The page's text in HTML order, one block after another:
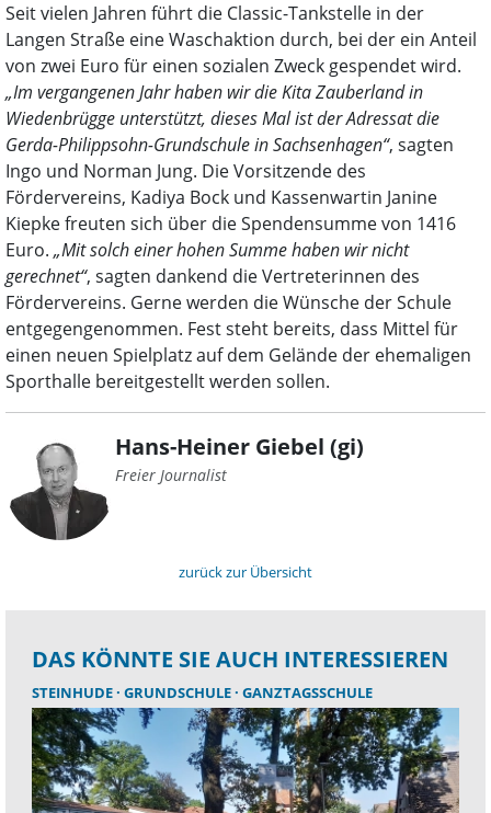
Seit vielen Jahren führt die Classic-Tankstelle in der
Langen Straße eine Waschaktion durch, bei der ein Anteil
von zwei Euro für einen sozialen Zweck gespendet wird.
„Im vergangenen Jahr haben wir die Kita Zauberland in
Wiedenbrügge unterstützt, dieses Mal ist der Adressat die
Gerda-Philippsohn-Grundschule in Sachsenhagen“, sagten
Ingo und Norman Jung. Die Vorsitzende des
Fördervereins, Kadiya Bock und Kassenwartin Janine
Kiepke freuten sich über die Spendensumme von 1416
Euro. „Mit solch einer hohen Summe haben wir nicht
gerechnet“, sagten dankend die Vertreterinnen des
Fördervereins. Gerne werden die Wünsche der Schule
entgegengenommen. Fest steht bereits, dass Mittel für
einen neuen Spielplatz auf dem Gelände der ehemaligen
Sporthalle bereitgestellt werden sollen.
Hans-Heiner Giebel (gi)
Freier Journalist
zurück zur Übersicht
DAS KÖNNTE SIE AUCH INTERESSIEREN
STEINHUDE GRUNDSCHULE GANZTAGSSCHULE